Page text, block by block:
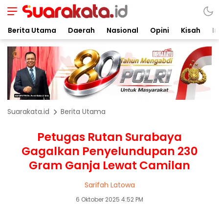
Berita Utama Daerah Nasional Opini Kisah
Suarakata.id Berita Utama
Petugas Rutan Surabaya
Gagalkan Penyelundupan 230
Gram Ganja Lewat Camilan
Sarifah Latowa
6 Oktober 2025 4:52 PM